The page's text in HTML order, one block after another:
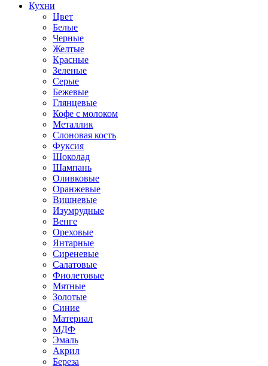
Кухни
Цвет
Белые
Черные
Желтые
Красные
Зеленые
Серые
Бежевые
Глянцевые
Кофе с молоком
Металлик
Слоновая кость
Фуксия
Шоколад
Шампань
Оливковые
Оранжевые
Вишневые
Изумрудные
Венге
Ореховые
Янтарные
Сиреневые
Салатовые
Фиолетовые
Мятные
Золотые
Синие
Материал
МДФ
Эмаль
Акрил
Береза